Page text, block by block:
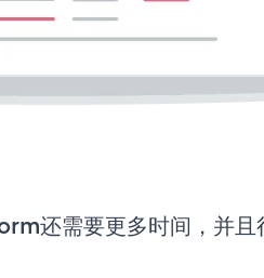
还需要更多时间，并且